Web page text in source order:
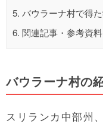
5. バウラーナ村で得
6. 関連記事・参考資料
バウラーナ村の
スリランカ中部州